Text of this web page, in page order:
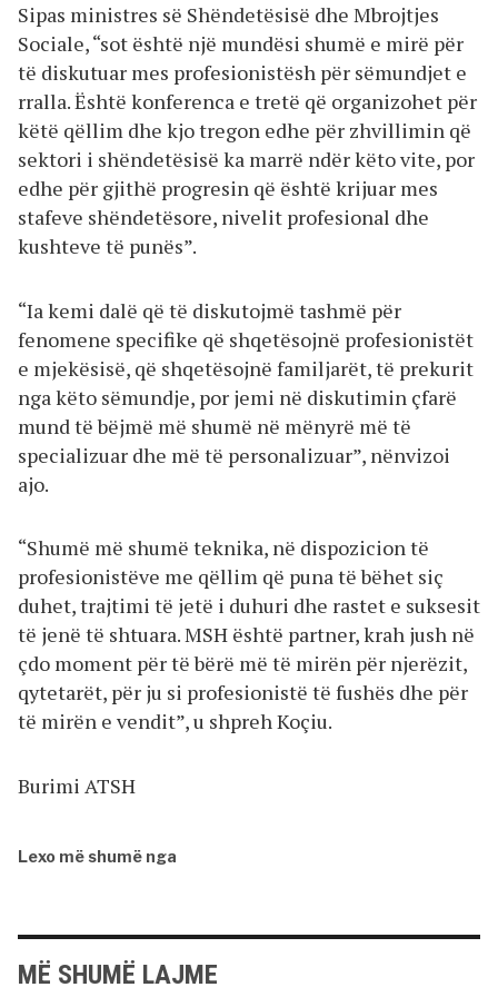
Sipas ministres së Shëndetësisë dhe Mbrojtjes
Sociale, “sot është një mundësi shumë e mirë për
të diskutuar mes profesionistësh për sëmundjet e
rralla. Është konferenca e tretë që organizohet për
këtë qëllim dhe kjo tregon edhe për zhvillimin që
sektori i shëndetësisë ka marrë ndër këto vite, por
edhe për gjithë progresin që është krijuar mes
stafeve shëndetësore, nivelit profesional dhe
kushteve të punës”.
“Ia kemi dalë që të diskutojmë tashmë për
fenomene specifike që shqetësojnë profesionistët
e mjekësisë, që shqetësojnë familjarët, të prekurit
nga këto sëmundje, por jemi në diskutimin çfarë
mund të bëjmë më shumë në mënyrë më të
specializuar dhe më të personalizuar”, nënvizoi
ajo.
“Shumë më shumë teknika, në dispozicion të
profesionistëve me qëllim që puna të bëhet siç
duhet, trajtimi të jetë i duhuri dhe rastet e suksesit
të jenë të shtuara. MSH është partner, krah jush në
çdo moment për të bërë më të mirën për njerëzit,
qytetarët, për ju si profesionistë të fushës dhe për
të mirën e vendit”, u shpreh Koçiu.
Burimi ATSH
Lexo më shumë nga
MË SHUMË LAJME